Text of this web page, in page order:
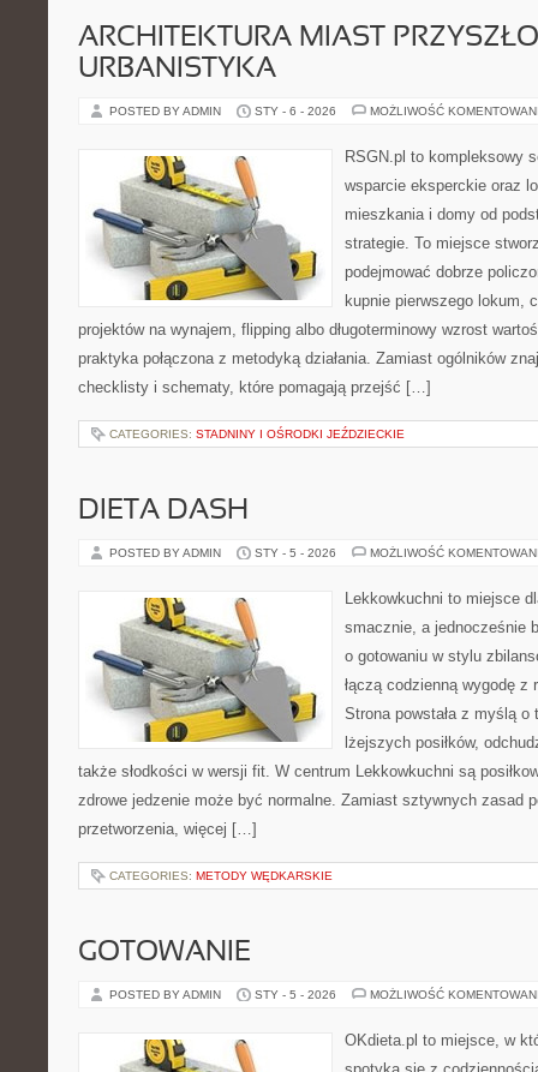
ARCHITEKTURA MIAST
URBANISTYKA
POSTED BY ADMIN STY - 6 - 2026 MOŻLIWOŚĆ
RSGN.pl to kompleksowy
wsparcie eksperckie oraz
mieszkania i domy od
strategie. To miejsce
podejmować dobrze
kupnie pierwszego lokum,
projektów na wynajem, flipping albo długoterminowy wzrost
praktyka połączona z metodyką działania. Zamiast ogólników
checklisty i schematy, które pomagają przejść […]
CATEGORIES: STADNINY I OŚRODKI JEŹDZIECKIE
DIETA DASH
POSTED BY ADMIN STY - 5 - 2026 MOŻLIWOŚĆ
Lekkowkuchni to miejsce
smacznie, a jednocześnie
o gotowaniu w stylu
łączą codzienną wygodę
Strona powstała z myślą
lżejszych posiłków,
także słodkości w wersji fit. W centrum Lekkowkuchni są
zdrowe jedzenie może być normalne. Zamiast sztywnych zasad
przetworzenia, więcej […]
CATEGORIES: METODY WĘDKARSKIE
GOTOWANIE
POSTED BY ADMIN STY - 5 - 2026 MOŻLIWOŚĆ
OKdieta.pl to miejsce, w